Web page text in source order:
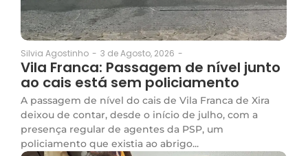
Silvia Agostinho - 3 de Agosto, 2026 -
Vila Franca: Passagem de nível junto
ao cais está sem policiamento
A passagem de nível do cais de Vila Franca de Xira
deixou de contar, desde o início de julho, com a
presença regular de agentes da PSP, um
policiamento que existia ao abrigo...